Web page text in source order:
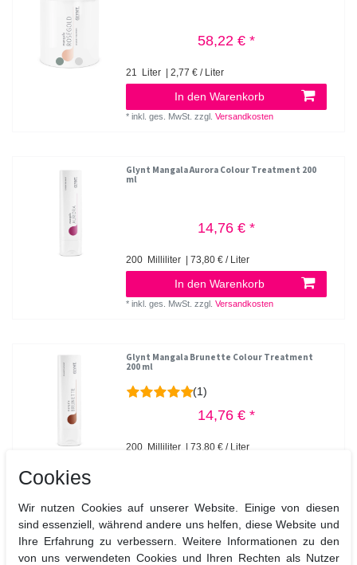
58,22 € *
21 Liter | 2,77 € / Liter
In den Warenkorb
*inkl. ges. MwSt. zzgl.Versandkosten
Glynt Mangala Aurora Colour Treatment 200
ml
14,76 € *
200 Milliliter | 73,80 € / Liter
In den Warenkorb
*inkl. ges. MwSt. zzgl.Versandkosten
Glynt Mangala Brunette Colour Treatment
200 ml
(1)
14,76 € *
200 Milliliter | 73,80 € / Liter
Glynt Mangala Farbauffrischung
Cookies
Wir nutzen Cookies auf unserer Website. Einige von diesen
sind essenziell, während andere uns helfen, diese Website und
Ihre Erfahrung zu verbessern. Weitere Informationen zu den
von uns verwendeten Cookies und Ihren Rechten als Nutzer